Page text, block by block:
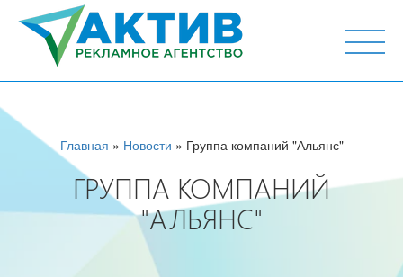
г. Тюмень, ул. М.Горького 44, офис 204
Главная » Новости » Группа компаний "Альянс"
ГРУППА КОМПАНИЙ
"АЛЬЯНС"